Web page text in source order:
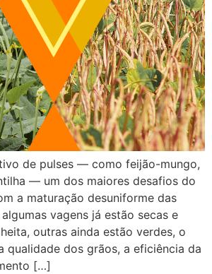
de pulses — como feijão-mungo,
— um dos maiores desafios do
a maturação desuniforme das
vagens já estão secas e
outras ainda estão verdes, o
qualidade dos grãos, a eficiência da
[…]